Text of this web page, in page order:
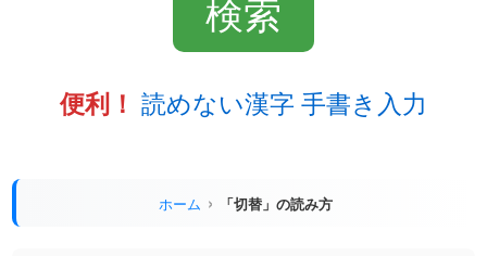
便利！ 読めない漢字 手書き入力
ホーム 「切替」の読み方